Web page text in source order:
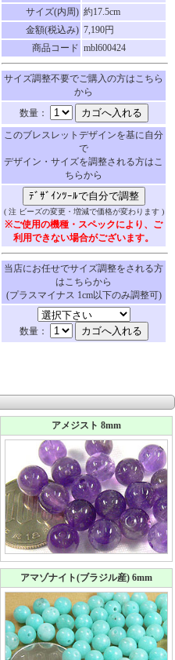
サイズ(内周) 約17.5cm
金額(税込み) 7,190円
商品コード mbl600424
サイズ調整不要でご購入の方はこちら
から
数量：
このブレスレットデザインを基に自分
で
デザイン・サイズを調整される方はこ
ちらから
( 注 ビーズの変更・増減で価格が変わります )
※ご使用の機種・スペックにより、ご
利用できない場合がございます。
当店にお任せでサイズ調整をされる方
はこちらから
(プラスマイナス 1cm以下のみ調整可)
数量：
アメジスト 8mm
アマゾナイト(ブラジル産) 6mm